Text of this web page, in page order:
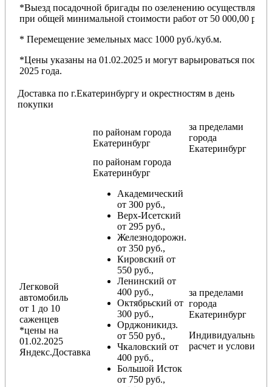
*Выезд посадочной бригады по озеленению осуществляется
при общей минимальной стоимости работ от 50 000,00 руб.
* Перемещение земельных масс 1000 руб./куб.м.
*Цены указаны на 01.02.2025 и могут варьироваться после
2025 года.
Доставка по г.Екатеринбургу и окрестностям в день
покупки
по районам города
Екатеринбург
за пределами
города
Екатеринбург
Легковой
автомобиль
от 1 до 10
саженцев
*цены на
01.02.2025
Яндекс.Доставка
по районам города
Екатеринбург
Академический
от 300 руб.,
Верх-Исетский
от 295 руб.,
Железнодорожн.
от 350 руб.,
Кировский от
550 руб.,
Ленинский от
400 руб.,
Октябрьский от
300 руб.,
Орджоникидз.
от 550 руб.,
Чкаловский от
400 руб.,
Большой Исток
от 750 руб.,
за пределами
города
Екатеринбург
Индивидуальный
расчет и условия